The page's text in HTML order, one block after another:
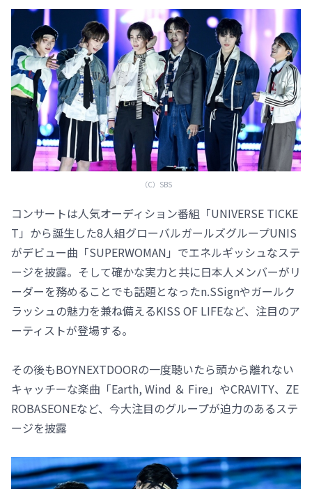
（C）SBS
コンサートは人気オーディション番組「UNIVERSE TICKE
T」から誕生した8人組グローバルガールズグループUNIS
がデビュー曲「SUPERWOMAN」でエネルギッシュなステ
ージを披露。そして確かな実力と共に日本人メンバーがリ
ーダーを務めることでも話題となったn.SSignやガールク
ラッシュの魅力を兼ね備えるKISS OF LIFEなど、注目のア
ーティストが登場する。
その後もBOYNEXTDOORの一度聴いたら頭から離れない
キャッチーな楽曲「Earth, Wind ＆ Fire」やCRAVITY、ZE
ROBASEONEなど、今大注目のグループが迫力のあるステ
ージを披露